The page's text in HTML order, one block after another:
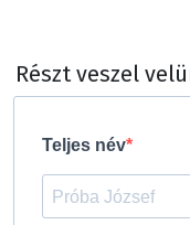
Részt veszel
Teljes név